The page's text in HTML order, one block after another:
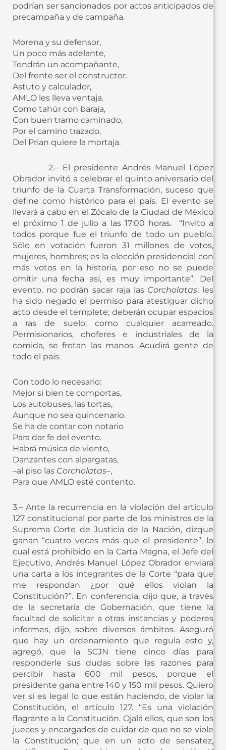
podrían ser sancionados por actos anticipados de
precampaña y de campaña.
Morena y su defensor,
Un poco más adelante,
Tendrán un acompañante,
Del frente ser el constructor.
Astuto y calculador,
AMLO les lleva ventaja.
Como tahúr con baraja,
Con buen tramo caminado,
Por el camino trazado,
Del Prian quiere la mortaja.
2.– El presidente Andrés Manuel López
Obrador invitó a celebrar el quinto aniversario del
triunfo de la Cuarta Transformación, suceso que
define como histórico para el país. El evento se
llevará a cabo en el Zócalo de la Ciudad de México
el próximo 1 de julio a las 17:00 horas. “Invito a
todos porque fue el triunfo de todo un pueblo.
Sólo en votación fueron 31 millones de votos,
mujeres, hombres; es la elección presidencial con
más votos en la historia, por eso no se puede
omitir una fecha así, es muy importante”. Del
evento, no podrán sacar raja las Corcholatas; les
ha sido negado el permiso para atestiguar dicho
acto desde el templete; deberán ocupar espacios
a ras de suelo; como cualquier acarreado.
Permisionarios, choferes e industriales de la
comida, se frotan las manos. Acudirá gente de
todo el país.
Con todo lo necesario:
Mejor si bien te comportas,
Los autobuses, las tortas,
Aunque no sea quincenario.
Se ha de contar con notario
Para dar fe del evento.
Habrá música de viento,
Danzantes con alpargatas,
–al piso las Corcholatas–,
Para que AMLO esté contento.
3.– Ante la recurrencia en la violación del artículo
127 constitucional por parte de los ministros de la
Suprema Corte de Justicia de la Nación, dizque
ganan “cuatro veces más que el presidente”, lo
cual está prohibido en la Carta Magna, el Jefe del
Ejecutivo, Andrés Manuel López Obrador enviará
una carta a los integrantes de la Corte “para que
me respondan ¿por qué ellos violan la
Constitución?”. En conferencia, dijo que, a través
de la secretaría de Gobernación, que tiene la
facultad de solicitar a otras instancias y poderes
informes, dijo, sobre diversos ámbitos. Aseguró
que hay un ordenamiento que regula esto y,
agregó, que la SCJN tiene cinco días para
responderle sus dudas sobre las razones para
percibir hasta 600 mil pesos, porque el
presidente gana entre 140 y 150 mil pesos. Quiero
ver si es legal lo que están haciendo, de violar la
Constitución, el artículo 127. “Es una violación
flagrante a la Constitución. Ojalá ellos, que son los
jueces y encargados de cuidar de que no se viole
la Constitución; que en un acto de sensatez,